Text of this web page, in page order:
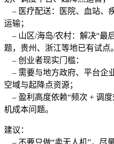
– 医疗配送：医院、血站、
运输；
– 山区/海岛/农村：解决“最
题，贵州、浙江等地已有试点。
– 创业者现实门槛：
– 需要与地方政府、平台企
空域与起降点资源；
– 盈利高度依赖“频次 + 调
机成本问题。
建议：
– 不要只做“卖无人机”，尽